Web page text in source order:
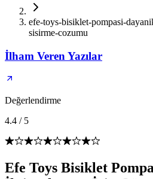
efe-toys-bisiklet-pompasi-
sisirme-cozumu
İlham Veren Yazılar
Değerlendirme
4.4 / 5
Efe Toys Bisiklet